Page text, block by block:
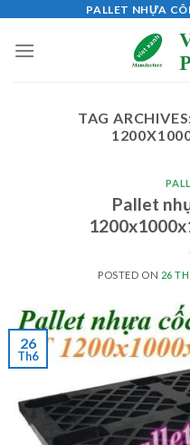
content
PALLET NHỰA
TAG
Pallet
POSTED ON 26
26
Th6